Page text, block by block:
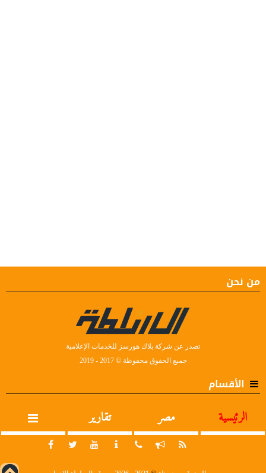
من نحن
تصدر عن شركة بلاك هورسز للخدمات الإعلامية
جميع الحقوق محفوظة © 2017 - 2019
الأقسام
الرئيسية مصر تقارير